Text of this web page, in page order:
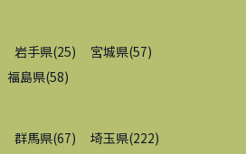
岩手県(25) 宮城県(57)
福島県(58)
群馬県(67) 埼玉県(222)